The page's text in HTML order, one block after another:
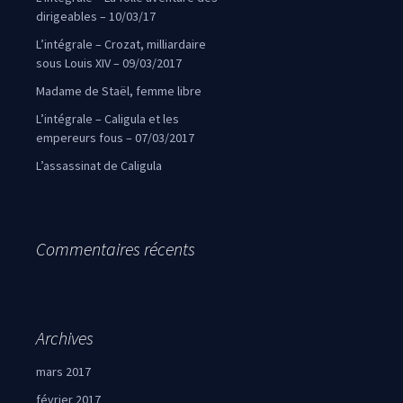
dirigeables – 10/03/17
L’intégrale – Crozat, milliardaire
sous Louis XIV – 09/03/2017
Madame de Staël, femme libre
L’intégrale – Caligula et les
empereurs fous – 07/03/2017
L’assassinat de Caligula
Commentaires récents
Archives
mars 2017
février 2017